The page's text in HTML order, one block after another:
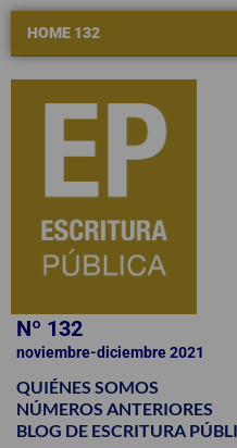
HOME 132
Nº 132
noviembre-diciembre 2021
QUIÉNES SOMOS
NÚMEROS ANTERIORES
BLOG DE ESCRITURA